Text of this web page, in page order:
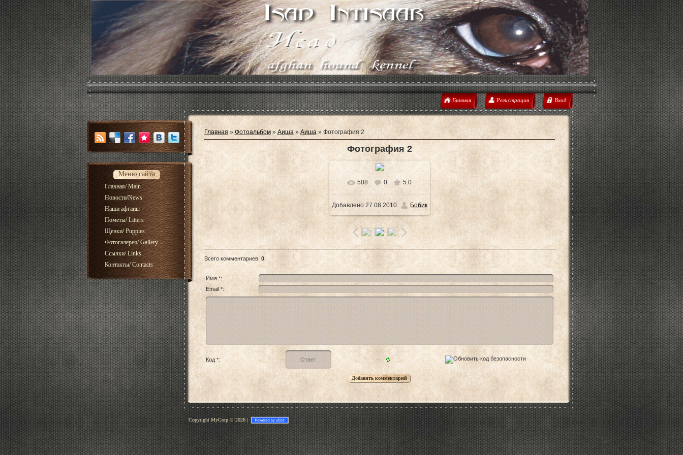
Главная Регистрация Вход
Меню сайта
Главная/ Main
Новости/News
Наши афганы
Пометы/ Litters
Щенки/ Puppies
Фотогалерея/ Gallery
Ссылки/ Links
Контакты/ Contacts
Главная » Фотоальбом» Аиша» Аиша» Фотография 2
Фотография 2
В реальном размере
450x600/ 100.8Kb
508 0 5.0
Добавлено27.08.2010 Бобик
Всего комментариев: 0
Имя *:
Email *:
Код *:
Copyright MyCorp © 2026|